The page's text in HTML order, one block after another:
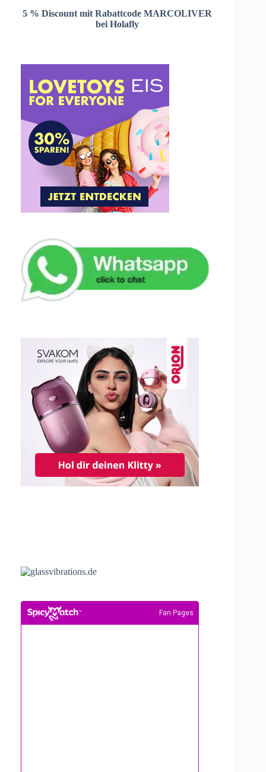
5 % Discount mit Rabattcode MARCOLIVER
bei Holafly